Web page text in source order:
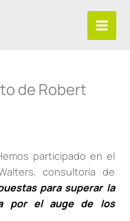
de Robert
participado en el
consultoría de
para superar la
por el auge de los